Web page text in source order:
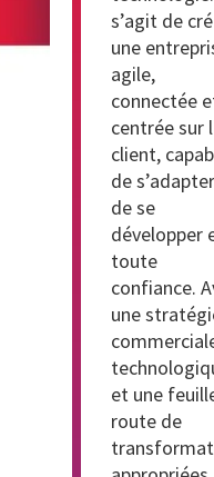
s’agit de
une
agile,
connectée
centrée sur
client,
de
de se
développer
toute
confiance.
une
et une
route de